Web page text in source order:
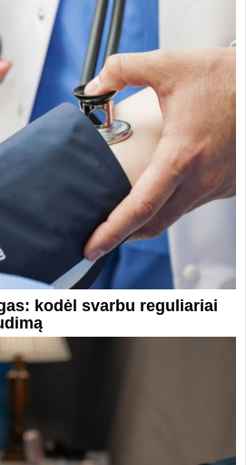
kodėl svarbu reguliariai